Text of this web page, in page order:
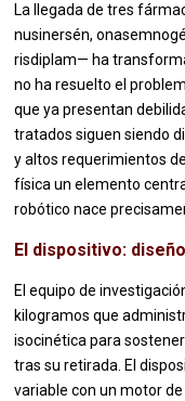
La llegada de tres
nusinersén,
risdiplam— ha
no ha resuelto el
que ya presentan
tratados siguen siendo
y altos requerimientos
física un elemento
robótico nace
El dispositivo:
El equipo de
kilogramos que
isocinética para
tras su retirada. El
variable con un motor